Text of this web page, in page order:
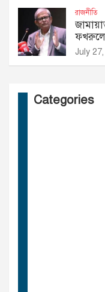
রাজনীতি
July
Categories